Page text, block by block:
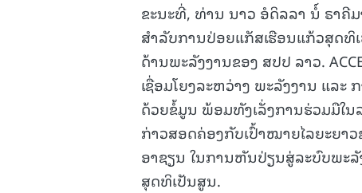
ຂະນະທີ່, ທ່ານ ນາວ ອໍດິລລາ ນໍ໌ ຣາຄີ
ສໍາລັບການປ່ອຍແກັສເຮືອນແກ້ວສຸດທິ
ດ້ານພະລັງງານຂອງ ສປປ ລາວ.
ເຊື່ອມໂຍງລະຫວ່າງ ພະລັງງານ ແລ
ດ້ວຍຂໍ້ມູນ ພ້ອມທັງເລັ່ງການຮ່ວມມືໃ
ກ່າວສອດຄ່ອງກັບເປົ້າໝາຍໄລຍະຍາ
ອາຊຽນ ໃນການຫັນປ່ຽນສູ່ລະບົບພະ
ສຸດທິເປັນສູນ.